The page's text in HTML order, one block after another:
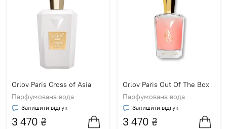
Orlov Paris Cross of Asia
Парфумована вода
Залишити відгук
3 470 ₴
Orlov Paris Out Of The Box
Парфумована вода
Залишити відгук
3 470 ₴